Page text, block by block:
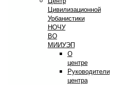
Цивилизационной
Урбанистики
НОЧУ
ВО
МИИУЭП
О
центре
Руководители
центра